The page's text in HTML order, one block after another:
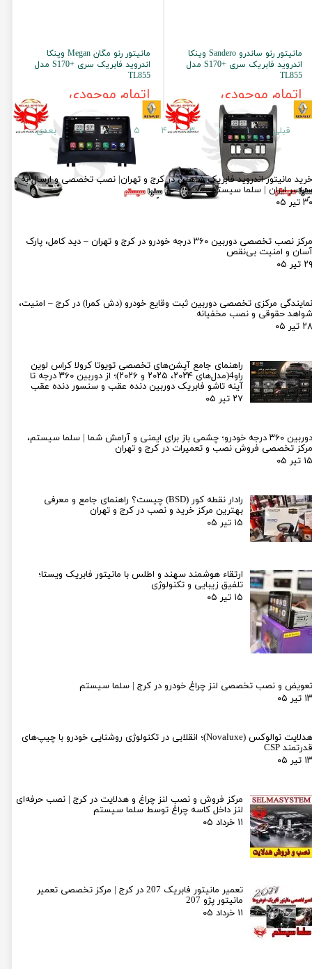
مانیتور رنو ساندرو Sandero وینکا
اندروید فابریک سری +S170 مدل
TL855
اتمام موجودی
مانیتور رنو مگان Megan وینکا
اندروید فابریک سری +S170 مدل
TL855
اتمام موجودی
قبلی ۱ ۲ ۳ ۴ ۵ ۶ ۷ بعدی
خرید مانیتور اندروید فابریک شاهین در کرج و تهران| نصب تخصصی و ارسال به
سراسر ایران | سلما سیستم
۳۰ تیر ۰۵
مرکز نصب تخصصی دوربین ۳۶۰ درجه خودرو در کرج و تهران – دید کامل، پارک
آسان و امنیت بی‌نقص
۲۹ تیر ۰۵
نمایندگی مرکزی تخصصی دوربین ثبت وقایع خودرو (دش کمرا) در کرج – امنیت،
شواهد حقوقی و نصب مخفیانه
۲۸ تیر ۰۵
راهنمای جامع آپشن‌های تخصصی تویوتا کرولا کراس لوین
راو4(مدل‌های ۲۰۲۴، ۲۰۲۵ و ۲۰۲۶)؛ از دوربین ۳۶۰ درجه تا
آینه تاشو فابریک دوربین دنده عقب و سنسور دنده عقب
۲۷ تیر ۰۵
دوربین ۳۶۰ درجه خودرو؛ چشمی باز برای ایمنی و آرامش شما | سلما سیستم،
مرکز تخصصی فروش نصب و تعمیرات در کرج و تهران
۱۵ تیر ۰۵
رادار نقطه کور (BSD) چیست؟ راهنمای جامع و معرفی
بهترین مرکز خرید و نصب در کرج و تهران
۱۵ تیر ۰۵
ارتقاء هوشمند سهند و اطلس با مانیتور فابریک ویستا؛
تلفیق زیبایی و تکنولوژی
۱۵ تیر ۰۵
تعویض و نصب تخصصی لنز چراغ خودرو در کرج | سلما سیستم
۱۳ تیر ۰۵
هدلایت نوالوکس (Novaluxe)؛ انقلابی در تکنولوژی روشنایی خودرو با چیپ‌های
قدرتمند CSP
۱۳ تیر ۰۵
مرکز فروش و نصب لنز چراغ و هدلایت در کرج | نصب حرفه‌ای
لنز داخل کاسه چراغ توسط سلما سیستم
۱۱ خرداد ۰۵
تعمیر مانیتور فابریک 207 در کرج | مرکز تخصصی تعمیر
مانیتور پژو 207
۱۱ خرداد ۰۵